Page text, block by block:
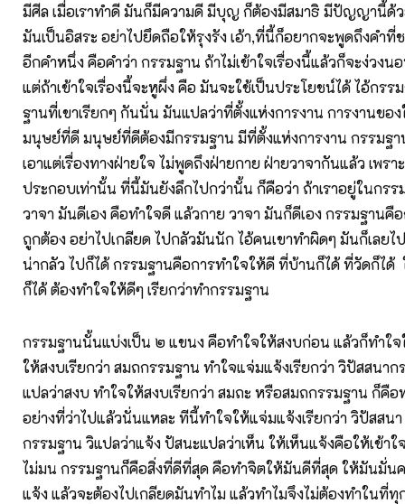
มีศีล เมื่อเราทำดี มันก็มีความดี มีบุญ ก็ต้องมีสมาธิ มีปัญญานี้ด้
มันเป็นอิสระ อย่าไปยึดถือให้รุงรัง เอ้า,ที่นี้ก็อยากจะพูดถึงคำ
อีกคำหนึ่ง คือคำว่า กรรมฐาน ถ้าไม่เข้าใจเรื่องนี้แล้วก็จะง่วง
แต่ถ้าเข้าใจเรื่องนี้จะหูผึ่ง คือ มันจะใช้เป็นประโยชน์ได้ ไอ้กรร
ฐานที่เขาเรียกๆ กันนั่น มันแปลว่าที่ตั้งแห่งการงาน การงานขอ
มนุษย์ที่ดี มนุษย์ที่ดีต้องมีกรรมฐาน มีที่ตั้งแห่งการงาน กรรมฐ
เอาแต่เรื่องทางฝ่ายใจ ไม่พูดถึงฝ่ายกาย ฝ่ายวาจากันแล้ว เพรา
ประกอบเท่านั้น ที่นี้มันยังลึกไปกว่านั้น ก็คือว่า ถ้าเราอยู่ในกรร
วาจา มันดีเอง คือทำใจดี แล้วกาย วาจา มันก็ดีเอง กรรมฐานคื
ถูกต้อง อย่าไปเกลียด ไปกลัวมันนัก ไอ้คนเขาทำผิดๆ มันก็เลยไ
น่ากลัว ไปก็ได้ กรรมฐานคือการทำใจให้ดี ที่บ้านก็ได้ ที่วัดก็ได้
ก็ได้ ต้องทำใจให้ดีๆ เรียกว่าทำกรรมฐาน
กรรมฐานนั้นแบ่งเป็น ๒ แขนง คือทำใจให้สงบก่อน แล้วก็ทำใ
ให้สงบเรียกว่า สมถกรรมฐาน ทำใจแจ่มแจ้งเรียกว่า วิปัสสนาก
แปลว่าสงบ ทำใจให้สงบเรียกว่า สมถะ หรือสมถกรรมฐาน ก็คือ
อย่างที่ว่าไปแล้วนั่นแหละ ทีนี้ทำใจให้แจ่มแจ้งเรียกว่า วิปัสสน
กรรมฐาน วิแปลว่าแจ้ง ปัสนะแปลว่าเห็น ให้เห็นแจ้งคือให้เข้า
ไม่มน กรรมฐานก็คือสิ่งที่ดีที่สุด คือทำจิตให้มันดีที่สุด ให้มันมั่น
แจ้ง แล้วจะต้องไปเกลียดมันทำไม แล้วทำไมจึงไม่ต้องทำในที่ทุ